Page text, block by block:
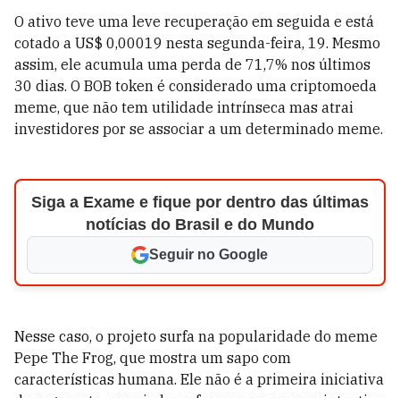
O ativo teve uma leve recuperação em seguida e está
cotado a US$ 0,00019 nesta segunda-feira, 19. Mesmo
assim, ele acumula uma perda de 71,7% nos últimos
30 dias. O BOB token é considerado uma criptomoeda
meme, que não tem utilidade intrínseca mas atrai
investidores por se associar a um determinado meme.
Siga a Exame e fique por dentro das últimas
notícias do Brasil e do Mundo
Seguir no Google
Nesse caso, o projeto surfa na popularidade do meme
Pepe The Frog, que mostra um sapo com
características humana. Ele não é a primeira iniciativa